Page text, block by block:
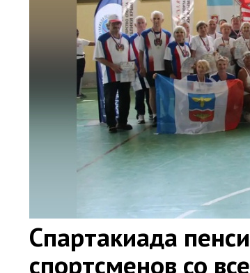
Спартакиада
спортсменов со